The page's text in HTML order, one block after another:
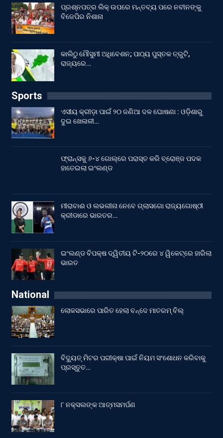
ପ୍ରଶ୍ନପତ୍ର ଲିକ୍ ଉପରେ ମନ୍ତବ୍ୟ ପରେ ନବୀନଙ୍କୁ
ବିଜେପିର ନିଶାନା
କାଲିଠୁ ମୌସୁମୀ ଅଧିବେଶନ; ପାଠ୍ୟ ପୁସ୍ତକ ତ୍ରୁଟି,
ରାଜ୍ୟରେ…
Sports
ଏସୀୟ କ୍ରୀଡ଼ା ପାଇଁ ୨୦ ଜଣିଆ ଦଳ ଘୋଷଣା : ଓଡ଼ିଶାରୁ
ଦୁଇ ଖେଳାଳୀ…
ଫ୍ରାନ୍ସକୁ ୬-୪ ଗୋଲ୍‌ରେ ପରାସ୍ତ କରି ବ୍ରୋଞ୍ଜ ପଦକ
ହାତେଇଲା ଇଂଲଣ୍ଡ
ମୀରାବାଈ ଓ ଲଭଲୀନା ନେବେ ଗ୍ଲାସଗୋ ରାଜ୍ୟଗୋଷ୍ଠୀ
କ୍ରୀଡାରେ ଭାରତର…
ଇଂଲଣ୍ଡ ବିପକ୍ଷ ଦ୍ୱିତୀୟ ଟି-୨୦ରେ ୪ ୱିକେଟ୍‌ରେ ହାରିଲା
ଭାରତ
National
ଲୋକସଭାରେ ପାରିତ ହେଲା ବନ୍ଦେ ମାତରମ୍‌ ବିଲ୍‌
ବିଦ୍ୟୁତ୍ ମିଟର ପରୀକ୍ଷା ପାଇଁ ନିୟମ ସଂଶୋଧନ କରିବାକୁ
ପ୍ରସ୍ତୁତ…
୮ ନକ୍ସଲଙ୍କ ଆତ୍ମସମର୍ପଣ